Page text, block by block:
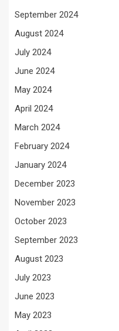
September 2024
August 2024
July 2024
June 2024
May 2024
April 2024
March 2024
February 2024
January 2024
December 2023
November 2023
October 2023
September 2023
August 2023
July 2023
June 2023
May 2023